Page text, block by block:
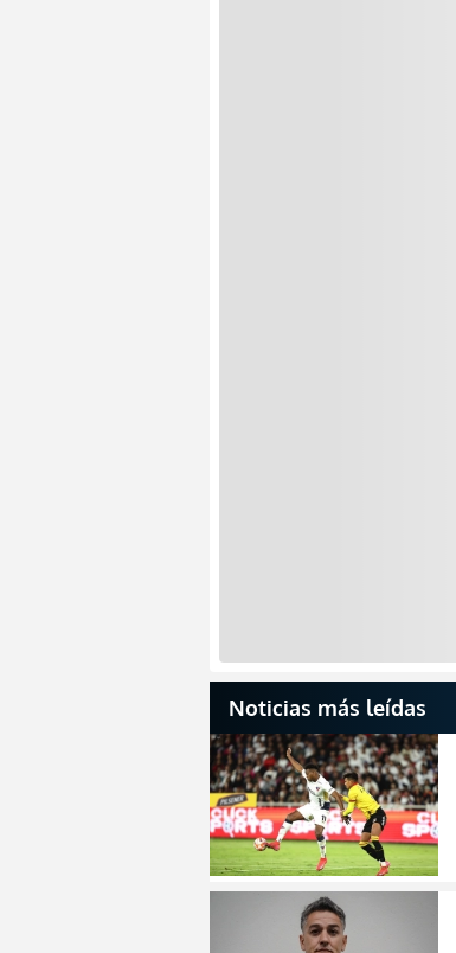
Noticias más leídas